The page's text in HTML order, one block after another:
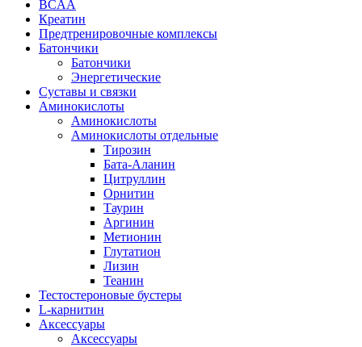
BCAA
Креатин
Предтренировочные комплексы
Батончики
Батончики
Энергетические
Суставы и связки
Аминокислоты
Аминокислоты
Аминокислоты отдельные
Тирозин
Бата-Аланин
Цитруллин
Орнитин
Таурин
Аргинин
Метионин
Глутатион
Лизин
Теанин
Тестостероновые бустеры
L-карнитин
Аксессуары
Аксессуары